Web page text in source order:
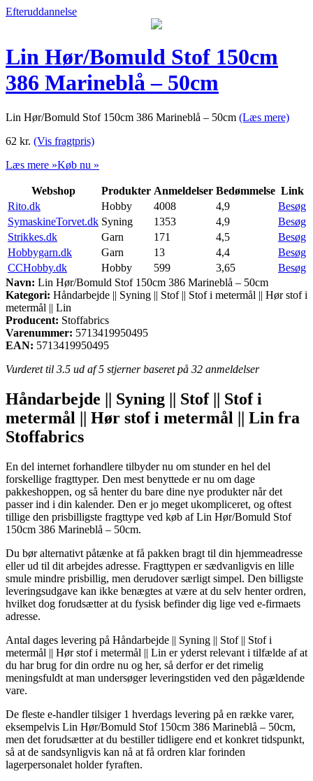
Efteruddannelse
Lin Hør/Bomuld Stof 150cm
386 Marineblå – 50cm
Lin Hør/Bomuld Stof 150cm 386 Marineblå – 50cm (Læs mere)
62 kr. (Vis fragtpris)
Læs mere »Køb nu »
Webshop Produkter Anmeldelser Bedømmelse Link
Rito.dk
Hobby 4008 4,9
Besøg
SymaskineTorvet.dk Syning 1353 4,9
Besøg
Strikkes.dk
Garn 171 4,5
Besøg
Hobbygarn.dk
Garn 13 4,4
Besøg
CCHobby.dk
Hobby 599 3,65
Besøg
Navn: Lin Hør/Bomuld Stof 150cm 386 Marineblå – 50cm
Kategori: Håndarbejde || Syning || Stof || Stof i metermål || Hør stof i
metermål || Lin
Producent: Stoffabrics
Varenummer: 5713419950495
EAN: 5713419950495
Vurderet til 3.5 ud af 5 stjerner baseret på 32 anmeldelser
Håndarbejde || Syning || Stof || Stof i
metermål || Hør stof i metermål || Lin fra
Stoffabrics
En del internet forhandlere tilbyder nu om stunder en hel del
forskellige fragttyper. Den mest benyttede er nu om dage
pakkeshoppen, og så henter du bare dine nye produkter når det
passer ind i din kalender. Den er jo meget ukompliceret, og oftest
tillige den prisbilligste fragttype ved køb af Lin Hør/Bomuld Stof
150cm 386 Marineblå – 50cm.
Du bør alternativt påtænke at få pakken bragt til din hjemmeadresse
eller ud til dit arbejdes adresse. Fragttypen er sædvanligvis en lille
smule mindre prisbillig, men derudover særligt simpel. Den billigste
leveringsudgave kan ikke benægtes at være at du selv henter ordren,
hvilket dog forudsætter at du fysisk befinder dig lige ved e-firmaets
adresse.
Antal dages levering på Håndarbejde || Syning || Stof || Stof i
metermål || Hør stof i metermål || Lin er yderst relevant i tilfælde af at
du har brug for din ordre nu og her, så derfor er det rimelig
meningsfuldt at man undersøger leveringstiden ved den pågældende
vare.
De fleste e-handler tilsiger 1 hverdags levering på en række varer,
eksempelvis Lin Hør/Bomuld Stof 150cm 386 Marineblå – 50cm,
men det forudsætter at du bestiller tidligere end et konkret tidspunkt,
så at de sandsynligvis kan nå at få ordren klar forinden
lagerpersonalet holder fyraften.